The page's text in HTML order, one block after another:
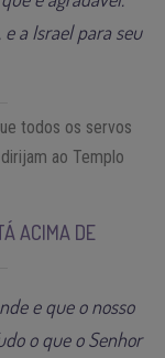
a Israel para seu
todos os servos
ao Templo
ACIMA DE
e que o nosso
o que o Senhor